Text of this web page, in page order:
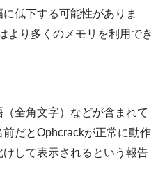
低下する可能性がありま
より多くのメモリを利用でき
全角文字）などが含まれて
だとOphcrackが正常に動作
けして表示されるという報告